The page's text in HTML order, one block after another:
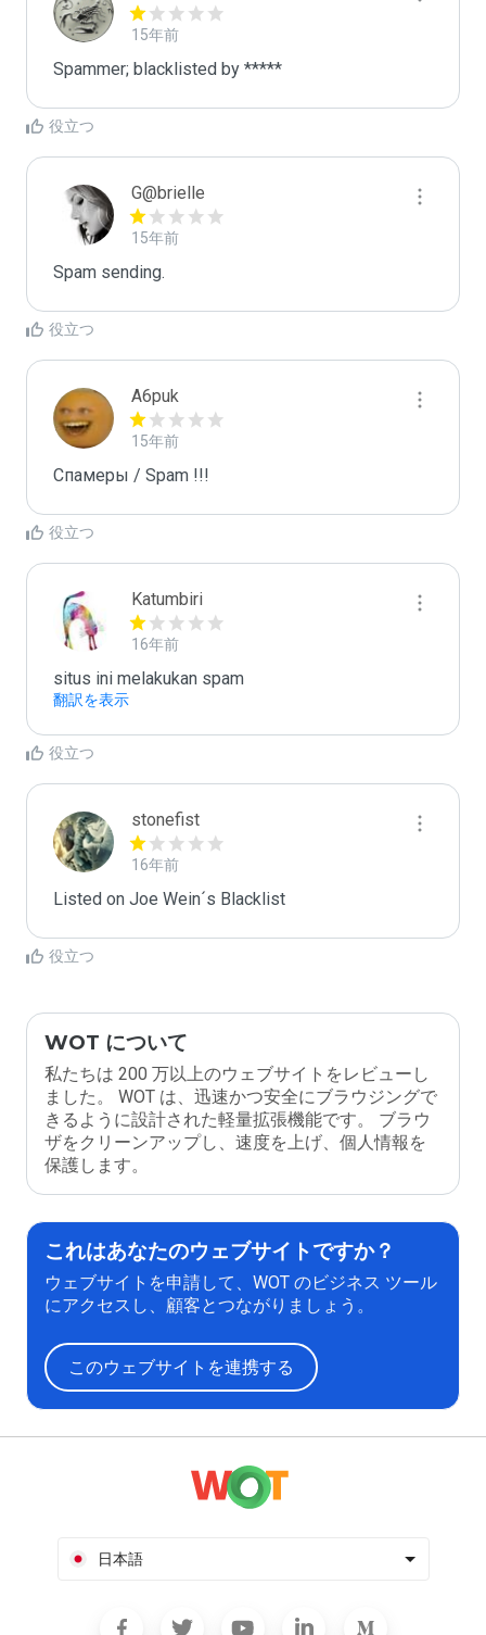
15年前
Spammer; blacklisted by *****
役立つ
G@brielle
15年前
Spam sending.
役立つ
A6puk
15年前
Спамеры / Spam !!!
役立つ
Katumbiri
16年前
situs ini melakukan spam
翻訳を表示
役立つ
stonefist
16年前
Listed on Joe Wein´s Blacklist
役立つ
WOT について
私たちは 200 万以上のウェブサイトをレビューし
ました。 WOT は、迅速かつ安全にブラウジングで
きるように設計された軽量拡張機能です。 ブラウ
ザをクリーンアップし、速度を上げ、個人情報を
保護します。
これはあなたのウェブサイトですか？
ウェブサイトを申請して、WOT のビジネス ツール
にアクセスし、顧客とつながりましょう。
このウェブサイトを連携する
日本語